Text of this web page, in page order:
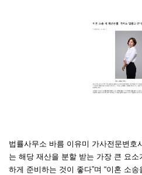
법률사무소 바름 이유미 가사전문변호
는 해당 재산을 분할 받는 가장 큰 요
하게 준비하는 것이 좋다”며 “이혼 소